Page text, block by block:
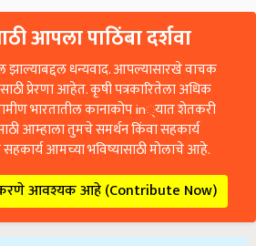
आपला पाठिंबा दर्शवा
झाल्याबद्दल धन्यवाद. आपल्यासारखे वाचक
प्रेरणा आहेत. कृषी पत्रकारितेला अधिक
भारतातील कानाकोप in्यात शेतकरी
आम्हाला तुमचे समर्थन किंवा सहकार्य
आमच्या भविष्यासाठी मोलाचे आहे.
आवश्यक आहे (Contribute Now)